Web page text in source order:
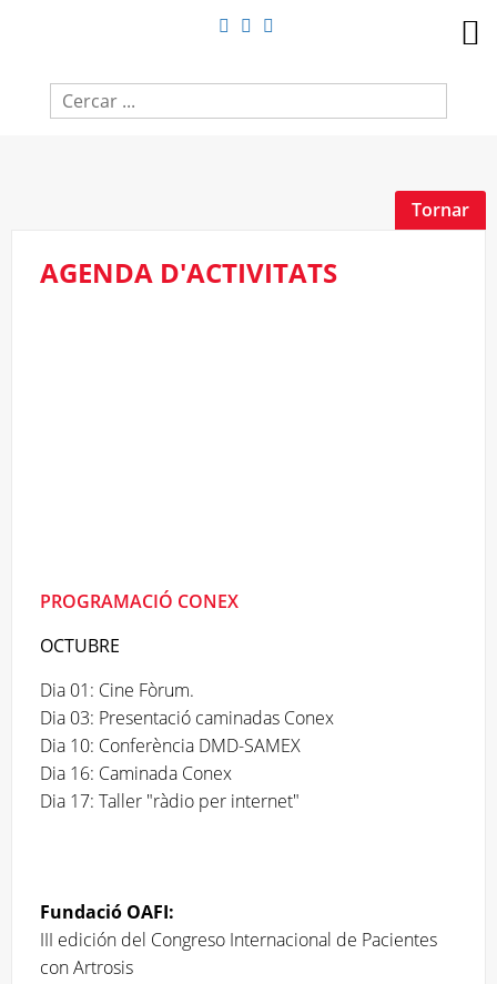
Tornar
AGENDA D'ACTIVITATS
PROGRAMACIÓ CONEX
OCTUBRE
Dia 01: Cine Fòrum.
Dia 03: Presentació caminadas Conex
Dia 10: Conferència DMD-SAMEX
Dia 16: Caminada Conex
Dia 17: Taller "ràdio per internet"
Fundació OAFI:
III edición del Congreso Internacional de Pacientes
con Artrosis